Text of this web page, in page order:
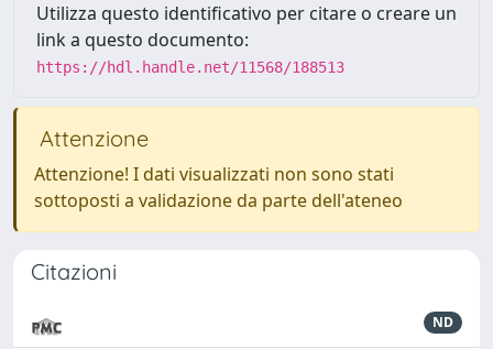
Utilizza questo identificativo per citare o creare un
link a questo documento:
https://hdl.handle.net/11568/188513
Attenzione
Attenzione! I dati visualizzati non sono stati
sottoposti a validazione da parte dell'ateneo
Citazioni
ND